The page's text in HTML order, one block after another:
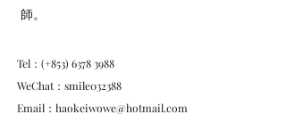
師。
Tel：(+853) 6378 3988
WeChat：smile032388
Email： haokeiwowe@hotmail.com